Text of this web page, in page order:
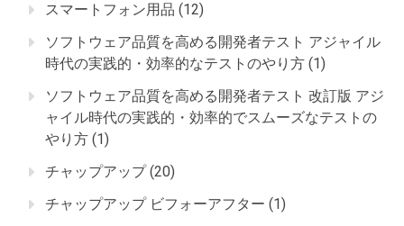
スマートフォン用品 (12)
ソフトウェア品質を高める開発者テスト アジャイル
時代の実践的・効率的なテストのやり方 (1)
ソフトウェア品質を高める開発者テスト 改訂版 アジ
ャイル時代の実践的・効率的でスムーズなテストの
やり方 (1)
チャップアップ(20)
チャップアップ ビフォーアフター (1)